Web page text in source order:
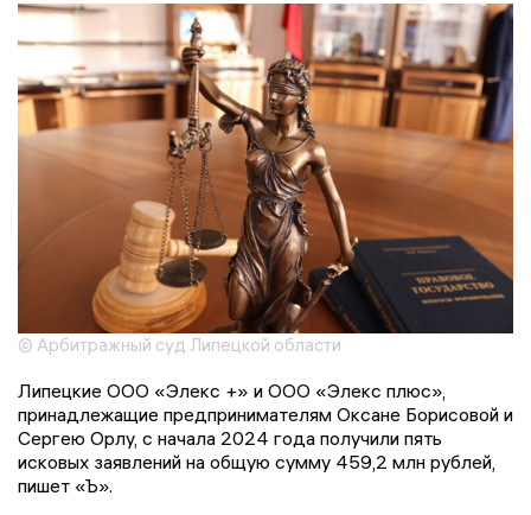
© Арбитражный суд Липецкой области
Липецкие ООО «Элекс +» и ООО «Элекс плюс»,
принадлежащие предпринимателям Оксане Борисовой и
Сергею Орлу, с начала 2024 года получили пять
исковых заявлений на общую сумму 459,2 млн рублей,
пишет «Ъ».